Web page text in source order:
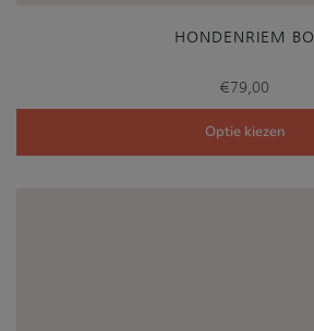
HONDENRIEM BO
€79,00
Optie kiezen